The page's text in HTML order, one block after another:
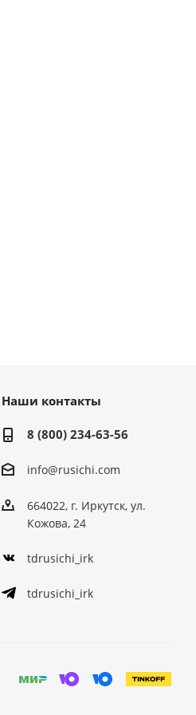
Наши контакты
8 (800) 234-63-56
info@rusichi.com
664022, г. Иркутск, ул.
Кожова, 24
tdrusichi_irk
tdrusichi_irk